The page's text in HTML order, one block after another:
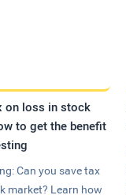
on loss in stock
to get the benefit
Can you save tax
market? Learn how